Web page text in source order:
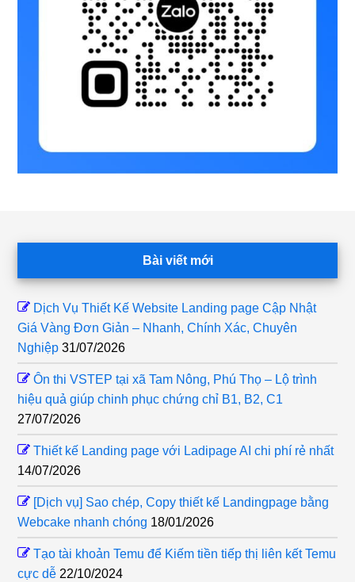
Bài viết mới
Dịch Vụ Thiết Kế Website Landing page Cập Nhật
Giá Vàng Đơn Giản – Nhanh, Chính Xác, Chuyên
Nghiệp 31/07/2026
Ôn thi VSTEP tại xã Tam Nông, Phú Thọ – Lộ trình
hiệu quả giúp chinh phục chứng chỉ B1, B2, C1
27/07/2026
Thiết kế Landing page với Ladipage AI chi phí rẻ nhất
14/07/2026
[Dịch vụ] Sao chép, Copy thiết kế Landingpage bằng
Webcake nhanh chóng 18/01/2026
Tạo tài khoản Temu để Kiếm tiền tiếp thị liên kết Temu
cực dễ 22/10/2024